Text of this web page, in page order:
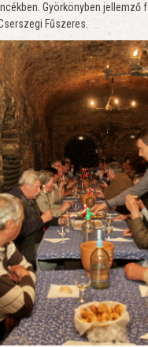
Györkönyben jellemző
Fűszeres.